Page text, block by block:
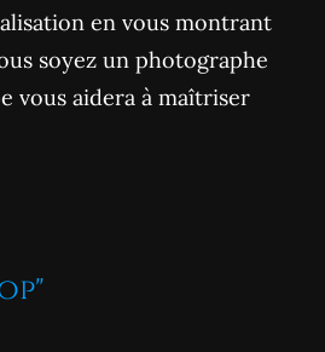
en vous montrant
soyez un photographe
vous aidera à maîtriser